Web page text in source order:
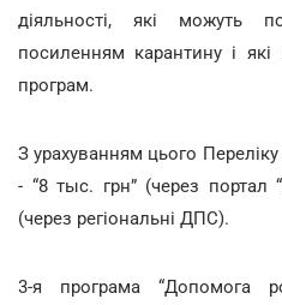
діяльності, які можуть
посиленням карантину і які
програм.
З урахуванням цього
- “8 тыс. грн” (через портал
(через регіональні ДПС).
3-я програма “Допомога